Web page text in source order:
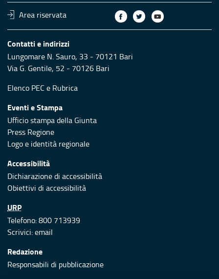
Area riservata
Contatti e indirizzi
Lungomare N. Sauro, 33 - 70121 Bari
Via G. Gentile, 52 - 70126 Bari
Elenco PEC e Rubrica
Eventi e Stampa
Ufficio stampa della Giunta
Press Regione
Logo e identità regionale
Accessibilità
Dichiarazione di accessibilità
Obiettivi di accessibilità
URP
Telefono: 800 713939
Scrivici:email
Redazione
Responsabili di pubblicazione